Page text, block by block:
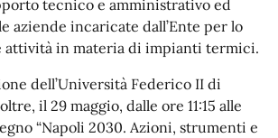
tecnico e amministrativo ed
aziende incaricate dall’Ente per lo
attività in materia di impianti termici.
dell’Università Federico II di
il 29 maggio, dalle ore 11:15 alle
“Napoli 2030. Azioni, strumenti e